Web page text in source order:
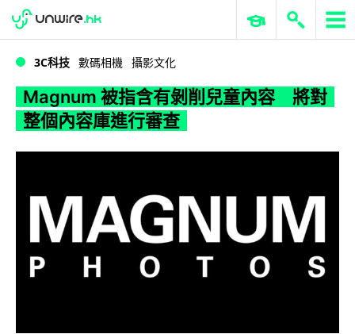
WWDC 2026 ERP 與商業 AI
3C科技 數碼相機 攝影文化
Magnum 被指含有剝削兒童內容 將對
整個內容庫進行審查